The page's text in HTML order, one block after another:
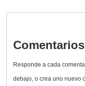
Comentarios